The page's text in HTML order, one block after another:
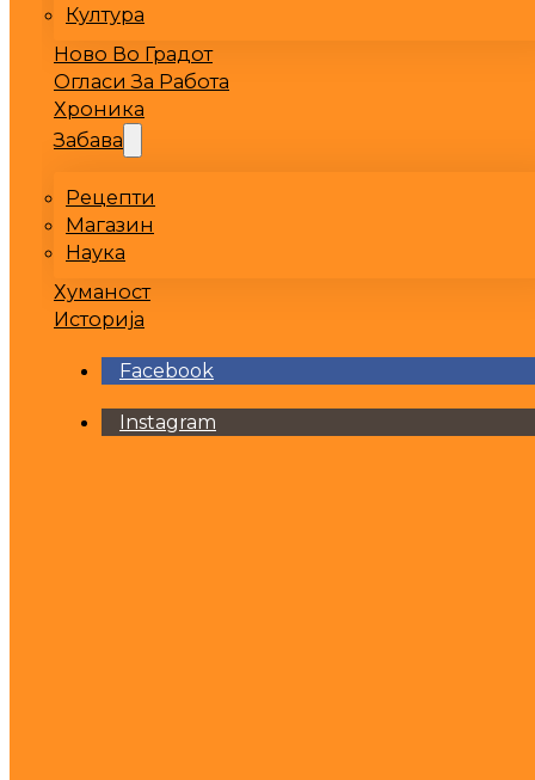
Култура
Ново Во Градот
Огласи За Работа
Хроника
Забава
Рецепти
Магазин
Наука
Хуманост
Историја
Facebook
Instagram